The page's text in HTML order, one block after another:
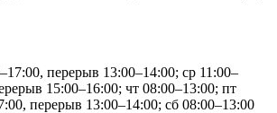
перерыв 13:00–14:00; ср 11:00–
15:00–16:00; чт 08:00–13:00; пт
перерыв 13:00–14:00; сб 08:00–13:00